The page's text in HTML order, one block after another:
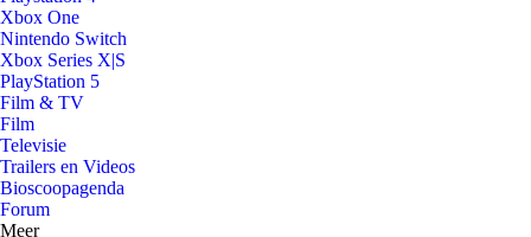
Xbox One
Nintendo Switch
Xbox Series X|S
PlayStation 5
Film & TV
Film
Televisie
Trailers en Videos
Bioscoopagenda
Forum
Meer